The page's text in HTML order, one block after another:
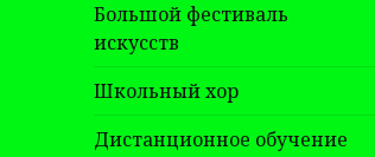
Большой фестиваль
искусств
Школьный хор
Дистанционное обучение